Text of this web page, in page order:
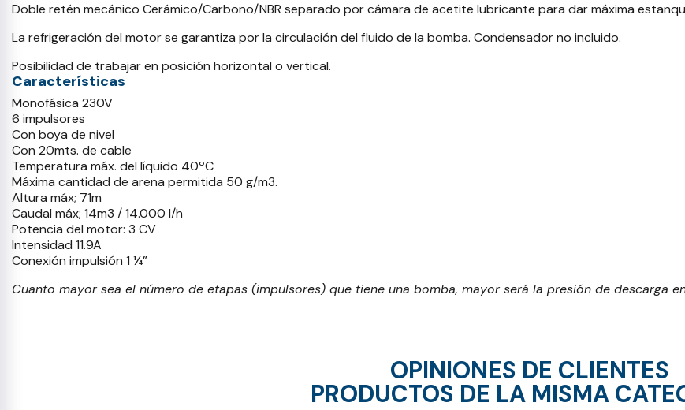
Doble retén mecánico Cerámico/Carbono/NBR separado por cámara de acetite lubricante para dar máxima
La refrigeración del motor se garantiza por la circulación del fluido de la bomba. Condensador no incluido.
Posibilidad de trabajar en posición horizontal o vertical.
Características
Monofásica 230V
6 impulsores
Con boya de nivel
Con 20mts. de cable
Temperatura máx. del líquido 40ºC
Máxima cantidad de arena permitida 50 g/m3.
Altura máx; 71m
Caudal máx; 14m3 / 14.000 l/h
Potencia del motor: 3 CV
Intensidad 11.9A
Conexión impulsión 1 ¼”
Cuanto mayor sea el número de etapas (impulsores) que tiene una bomba, mayor será la presión de descarga
OPINIONES DE CLIENTES
PRODUCTOS DE LA MISMA